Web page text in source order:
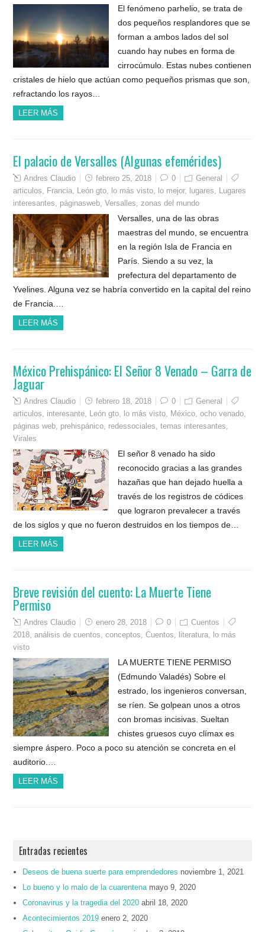
El fenómeno parhelio, se trata de
dos pequeños resplandores que se
forman a ambos lados del sol
cuando hay nubes en forma de
cirrocúmulo. Estas nubes contienen
cristales de hielo que actúan como pequeños prismas que son,
refractando los rayos…
LEER MÁS
El palacio de Versalles (Algunas efemérides)
Andres Claudio febrero 25, 2018 0
General
articulos
Francia León gto lo más visto lo mejor, lugares
Lugares
interesantes
páginasweb ,Versalles zonas del mundo
Versalles, una de las obras
maestras del mundo, se encuentra
en la región Isla de Francia en
París. Siendo a su vez, la
prefectura del departamento de
Yvelines. Alguna vez se habría convertido en la capital del reino
de Francia.…
LEER MÁS
México Prehispánico: El Señor 8 Venado – Garra de
Jaguar
Andres Claudio febrero 18, 2018 0
General
articulos
interesante León gto lo más visto México ,ocho venado
páginas web prehispánico redessociales ,temas interesantes
Virales
El señor 8 venado ha sido
reconocido gracias a las grandes
hazañas que han dejado huella a
través de los registros de códices
que lograron prevalecer a través
de los siglos y que no fueron destruidos en los tiempos de…
LEER MÁS
Breve revisión del cuento: La Muerte Tiene
Permiso
Andres Claudio enero 28, 2018 0
Cuentos
2018 ,análisis de cuentos ,conceptos ,Cuentos literatura
lo más
visto
LA MUERTE TIENE PERMISO
(Edmundo Valadés) Sobre el
estrado, los ingenieros conversan,
se ríen. Se golpean unos a otros
con bromas incisivas. Sueltan
chistes gruesos cuyo clímax es
siempre áspero. Poco a poco su atención se concreta en el
auditorio.…
LEER MÁS
Entradas recientes
Deseos de buena suerte para emprendedores noviembre 1, 2021
Lo bueno y lo malo de la cuarentena mayo 9, 2020
Coronavirus y la tragedia del 2020 abril 18, 2020
Acontecimientos 2019 enero 2, 2020